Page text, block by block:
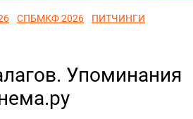
СПБМКФ 2026
ПИТЧИНГИ
Упоминания